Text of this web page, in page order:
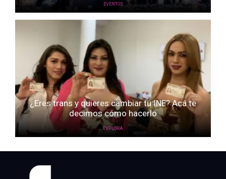
EVENTOS
¿Eres trans y quieres cambiar tu INE? Acá te
decimos cómo hacerlo
EXPLORA